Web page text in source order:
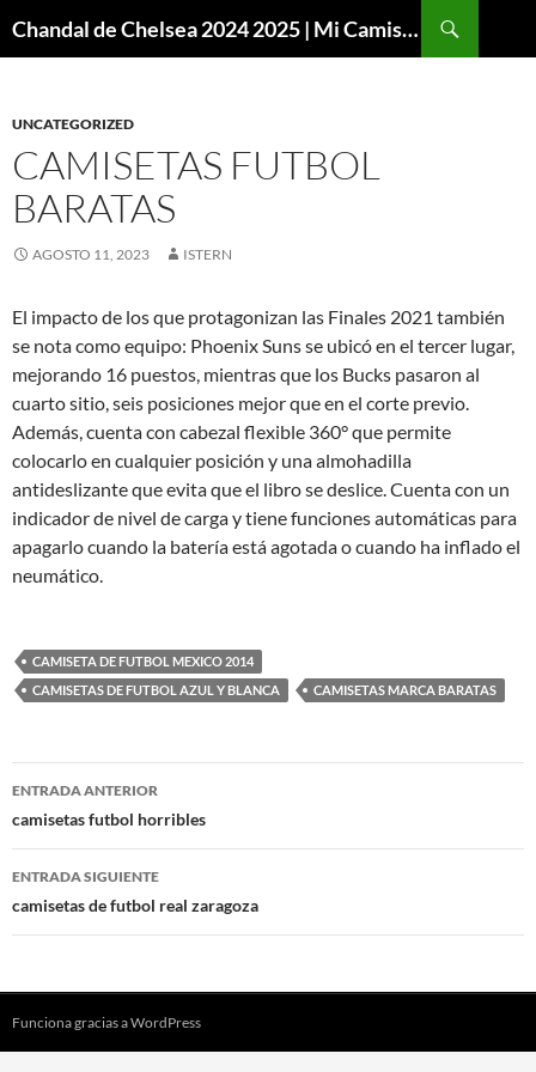
Chandal de Chelsea 2024 2025 | Mi Camiseta Futbol
UNCATEGORIZED
CAMISETAS FUTBOL
BARATAS
AGOSTO 11, 2023 ISTERN
El impacto de los que protagonizan las Finales 2021 también
se nota como equipo: Phoenix Suns se ubicó en el tercer lugar,
mejorando 16 puestos, mientras que los Bucks pasaron al
cuarto sitio, seis posiciones mejor que en el corte previo.
Además, cuenta con cabezal flexible 360° que permite
colocarlo en cualquier posición y una almohadilla
antideslizante que evita que el libro se deslice. Cuenta con un
indicador de nivel de carga y tiene funciones automáticas para
apagarlo cuando la batería está agotada o cuando ha inflado el
neumático.
CAMISETA DE FUTBOL MEXICO 2014
CAMISETAS DE FUTBOL AZUL Y BLANCA
CAMISETAS MARCA BARATAS
Navegación
de
entradas
ENTRADA ANTERIOR
camisetas futbol horribles
ENTRADA SIGUIENTE
camisetas de futbol real zaragoza
Funciona gracias a WordPress